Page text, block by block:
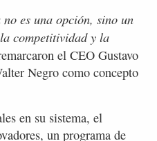
es una opción, sino un
competitividad y la
el CEO Gustavo
Negro como concepto
en su sistema, el
un programa de